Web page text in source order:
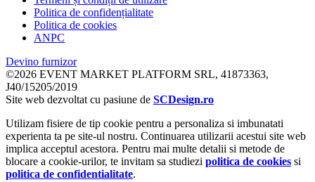
Politica de confidențialitate
Politica de cookies
ANPC
Devino furnizor
©2026 EVENT MARKET PLATFORM SRL, 41873363,
J40/15205/2019
Site web dezvoltat cu pasiune de SCDesign.ro
Utilizam fisiere de tip cookie pentru a personaliza si imbunatati
experienta ta pe site-ul nostru. Continuarea utilizarii acestui site web
implica acceptul acestora. Pentru mai multe detalii si metode de
blocare a cookie-urilor, te invitam sa studiezi politica de cookies si
politica de confidentialitate.